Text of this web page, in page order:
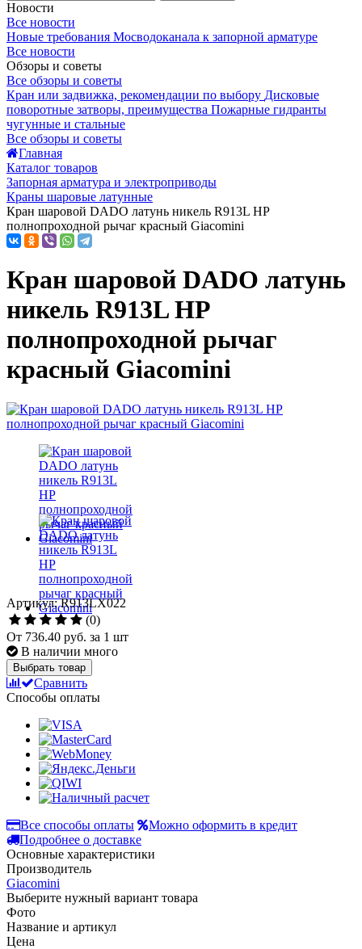
Новости
Все новости
Новые требования Мосводоканала к запорной арматуре
Все новости
Обзоры и советы
Все обзоры и советы
Кран или задвижка, рекомендации по выбору Дисковые
поворотные затворы, преимущества Пожарные гидранты
чугунные и стальные
Все обзоры и советы
Главная
Каталог товаров
Запорная арматура и электроприводы
Краны шаровые латунные
Кран шаровой DADO латунь никель R913L НР
полнопроходной рычаг красный Giacomini
Кран шаровой DADO латунь
никель R913L НР
полнопроходной рычаг
красный Giacomini
Артикул: R913LX022
(0)
От 736.40 руб. за 1 шт
В наличии много
Выбрать товар
Сравнить
Способы оплаты
Все способы оплаты
Можно оформить в кредит
Подробнее о доставке
Основные характеристики
Производитель
Giacomini
Выберите нужный вариант товара
Фото
Название и артикул
Цена